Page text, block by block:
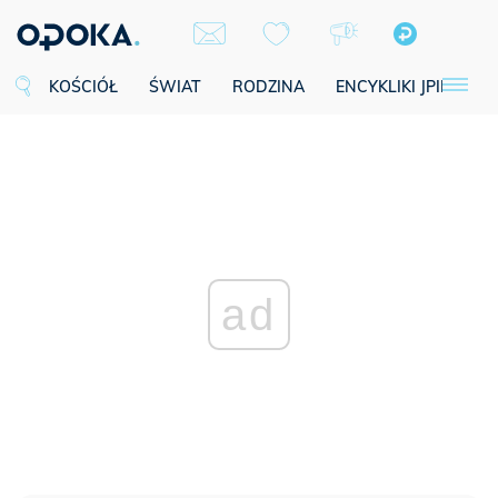
KOŚCIÓŁ ŚWIAT RODZINA ENCYKLIKI JPII
ad